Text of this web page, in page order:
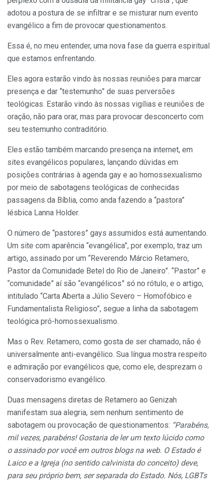
adotou a postura de se infiltrar e se misturar num evento
evangélico a fim de provocar questionamentos.
Essa é, no meu entender, uma nova fase da guerra espiritual
que estamos enfrentando.
Eles agora estarão vindo às nossas reuniões para marcar
presença e dar “testemunho” de suas perversões
teológicas. Estarão vindo às nossas vigílias e reuniões de
oração, não para orar, mas para provocar desconcerto com
seu testemunho contraditório.
Eles estão também marcando presença na internet, em
sites evangélicos populares, lançando dúvidas em
posições contrárias à agenda gay e ao homossexualismo
por meio de sabotagens teológicas de conhecidas
passagens da Bíblia, como anda fazendo a “pastora”
lésbica Lanna Holder.
O número de “pastores” gays assumidos está aumentando.
Um site com aparência “evangélica”, por exemplo, traz um
artigo, assinado por um “Reverendo Márcio Retamero,
Pastor da Comunidade Betel do Rio de Janeiro”. “Pastor” e
“comunidade” aí são “evangélicos” só no rótulo, e o artigo,
intitulado “Carta Aberta a Júlio Severo – Homofóbico e
Fundamentalista Religioso”, segue a linha da sabotagem
teológica pró-homossexualismo.
Mas o Rev. Retamero, como gosta de ser chamado, não é
universalmente anti-evangélico. Sua língua mostra respeito
e admiração por evangélicos que, como ele, desprezam o
conservadorismo evangélico.
Duas mensagens diretas de Retamero ao Genizah
manifestam sua alegria, sem nenhum sentimento de
sabotagem ou provocação de questionamentos: “Parabéns,
mil vezes, parabéns! Gostaria de ler um texto lúcido como
o assinado por você em outros blogs na web. O Estado é
Laico e a Igreja (no sentido calvinista do conceito) deve,
para seu próprio bem, ser separada do Estado. Nós, LGBTs